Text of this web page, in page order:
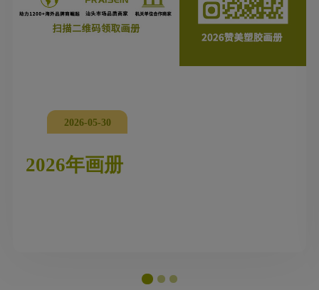
2026-05-30
2026年画册